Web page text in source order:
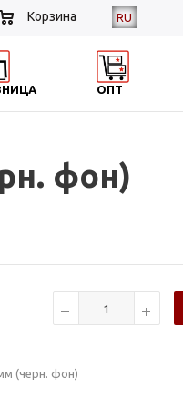
RU
Корзина
ОПТ
фон)
(черн. фон)